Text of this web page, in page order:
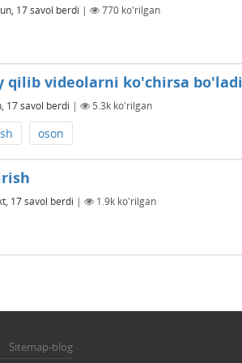
17savol berdi | 770 ko'rilgan
qilib videolarni ko'chirsa bo'ladi
17savol berdi | 5.3k ko'rilgan
oson
17savol berdi | 1.9k ko'rilgan
Sitemap-blog